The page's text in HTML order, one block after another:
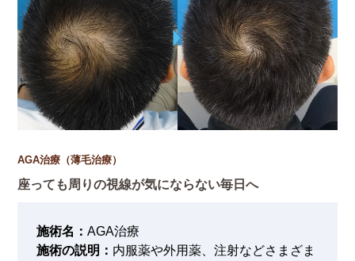
AGA治療（薄毛治療）
座っても周りの視線が気にならない毎日へ
施術名：AGA治療
施術の説明： 内服薬や外用薬、注射などさまざま